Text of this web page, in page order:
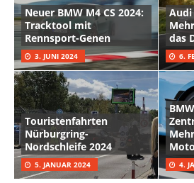
Neuer BMW M4 CS 2024:
Tracktool mit
Rennsport-Genen
3. JUNI 2024
Audi
das
6.
Touristenfahrten
Nürburgring-
Nordschleife 2024
5. JANUAR 2024 4.